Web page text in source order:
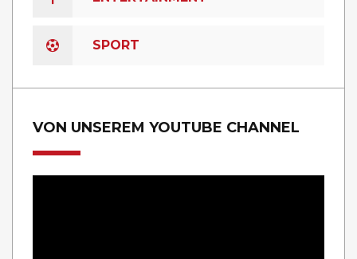
SPORT
VON UNSEREM YOUTUBE CHANNEL